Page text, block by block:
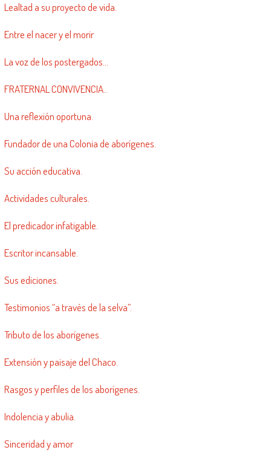
Lealtad a su proyecto de vida.
Entre el nacer y el morir
La voz de los postergados…
FRATERNAL CONVIVENCIA..
Una reflexión oportuna.
Fundador de una Colonia de aborígenes.
Su acción educativa.
Actividades culturales.
El predicador infatigable.
Escritor incansable.
Sus ediciones.
Testimonios “a través de la selva”.
Tributo de los aborígenes.
Extensión y paisaje del Chaco.
Rasgos y perfiles de los aborígenes.
Indolencia y abulia.
Sinceridad y amor